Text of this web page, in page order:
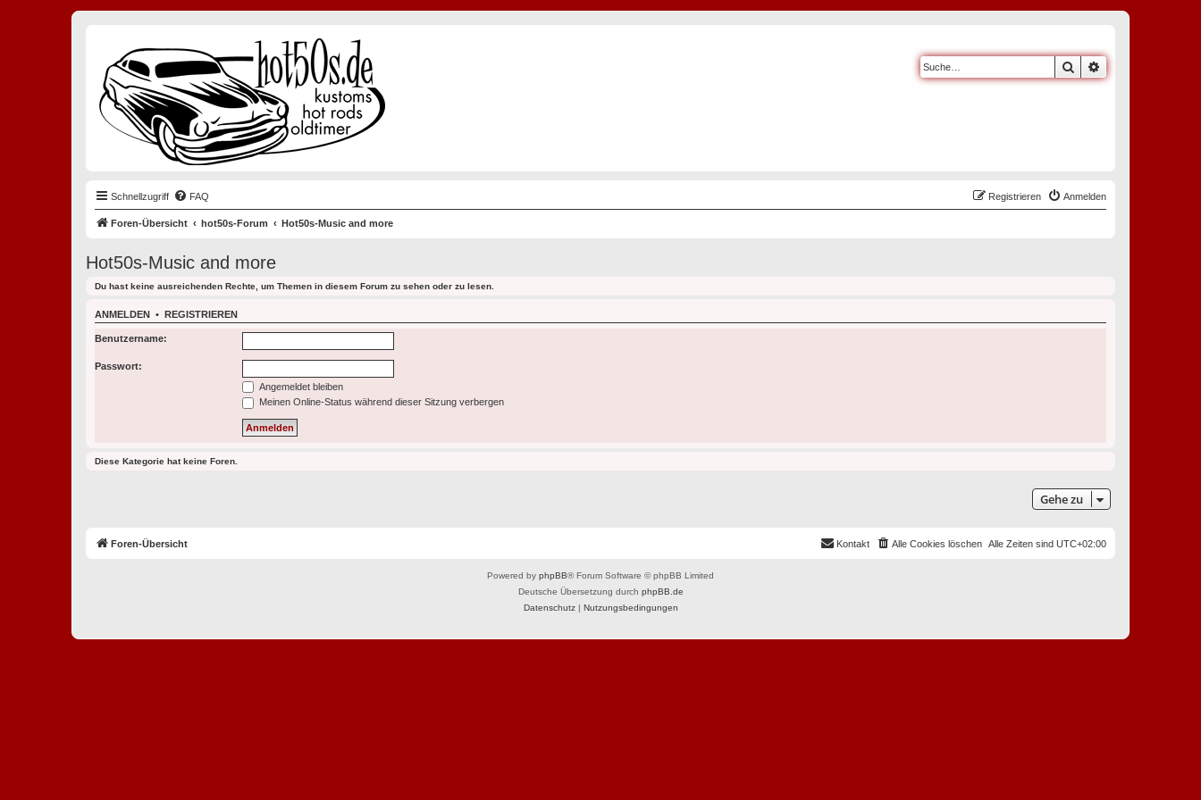
Suche
Schnellzugriff FAQ Anmelden
Registrieren
Foren-Übersicht hot50s-Forum Hot50s-Music and more
Hot50s-Music and more
Du hast keine ausreichenden Rechte, um Themen in diesem Forum zu sehen oder zu lesen.
ANMELDEN • REGISTRIEREN
Benutzername:
Passwort:
Angemeldet bleiben
Meinen Online-Status während dieser Sitzung verbergen
Diese Kategorie hat keine Foren.
Gehe zu
Foren-Übersicht Alle Zeiten sind UTC+02:00
Alle Cookies löschen
Kontakt
Powered by phpBB® Forum Software © phpBB Limited
Deutsche Übersetzung durch phpBB.de
Datenschutz| Nutzungsbedingungen